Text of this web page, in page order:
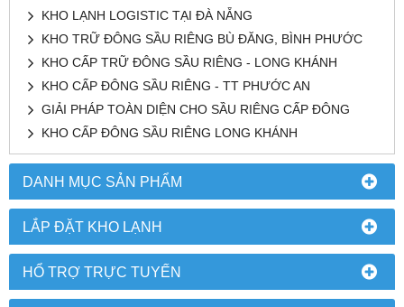
DANH MỤC SẢN PHẨM
LẮP ĐẶT KHO LẠNH
HỔ TRỢ TRỰC TUYẾN
KHO LẠNH LOGISTIC TẠI ĐÀ NẴNG
KHO TRỮ ĐÔNG SẦU RIÊNG BÙ ĐĂNG, BÌNH PHƯỚC
KHO CẤP TRỮ ĐÔNG SẦU RIÊNG - LONG KHÁNH
KHO CẤP ĐÔNG SẦU RIÊNG - TT PHƯỚC AN
GIẢI PHÁP TOÀN DIỆN CHO SẦU RIÊNG CẤP ĐÔNG
KHO CẤP ĐÔNG SẦU RIÊNG LONG KHÁNH